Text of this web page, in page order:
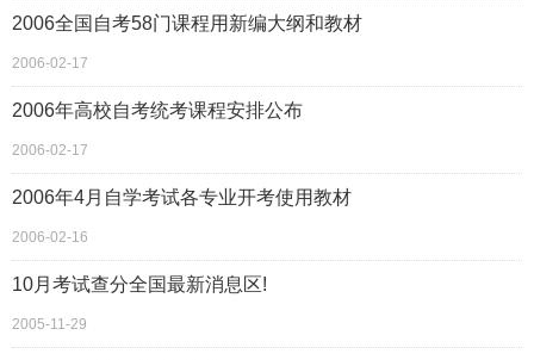
2006全国自考58门课程用新编大纲和教材
2006-02-17
2006年高校自考统考课程安排公布
2006-02-17
2006年4月自学考试各专业开考使用教材
2006-02-16
10月考试查分全国最新消息区!
2005-11-29